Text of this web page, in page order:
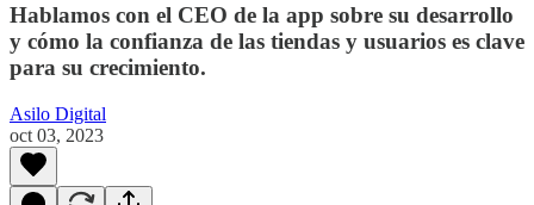
Hablamos con el CEO de la app sobre su desarrollo
y cómo la confianza de las tiendas y usuarios es clave
para su crecimiento.
Asilo Digital
oct 03, 2023